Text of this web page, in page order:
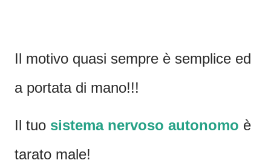
Il motivo quasi sempre è semplice ed
a portata di mano!!!
Il tuo sistema nervoso autonomo è
tarato male!